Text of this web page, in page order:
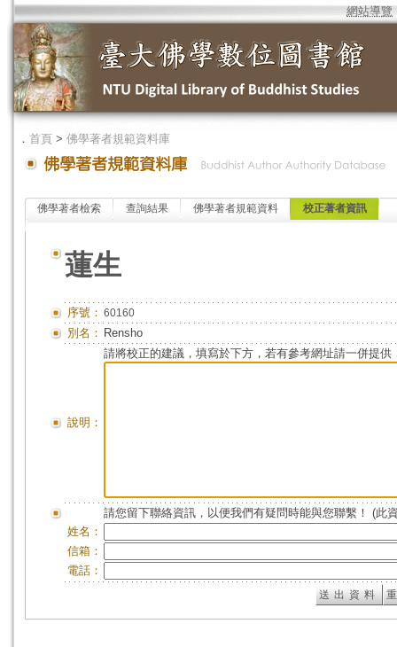
網站導覽
． 首頁 > 佛學著者規範資料庫
佛學著者檢索 查詢結果 佛學著者規範資料 校正著者資訊
蓮生
序號： 60160
別名： Rensho
說明：
請將校正的建議，填寫於下方，若有參考網址請一併提供
請您留下聯絡資訊，以便我們有疑問時能與您聯繫！ (此
姓名：
信箱：
電話：